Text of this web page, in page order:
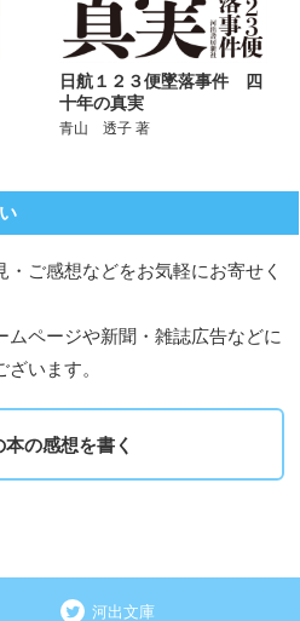
日航１２３便墜落事件 四
十年の真実
青山 透子 著
ご感想などをお気軽にお寄せく
ムページや新聞・雑誌広告などに
います。
本の感想を書く
河出文庫